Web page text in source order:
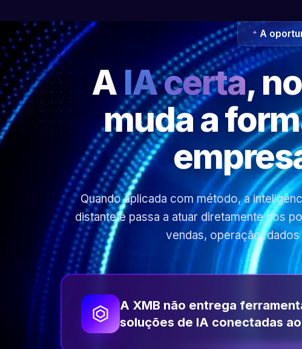
A
AIA certa,
muda a
Quando aplicada com método, a
distante e passa a atuar diretamente nos
vendas, operação,
A XMB não entrega
soluções de IA conectadas